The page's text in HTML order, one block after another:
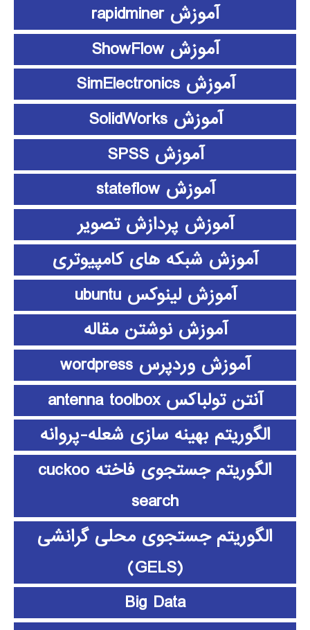
آموزش rapidminer
آموزش ShowFlow
آموزش SimElectronics
آموزش SolidWorks
آموزش SPSS
آموزش stateflow
آموزش پردازش تصویر
آموزش شبکه های کامپیوتری
آموزش لینوکس ubuntu
آموزش نوشتن مقاله
آموزش وردپرس wordpress
آنتن تولباکس antenna toolbox
الگوریتم بهینه سازی شعله-پروانه
الگوریتم جستجوی فاخته cuckoo
search
الگوریتم جستجوی محلی گرانشی
(GELS)
Big Data